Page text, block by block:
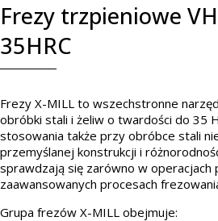
Frezy trzpieniowe
35HRC
Frezy X-MILL to wszechstronne
obróbki stali i żeliw o twardości do 35
stosowania także przy obróbce stali
przemyślanej konstrukcji i
sprawdzają się zarówno w operacjach
zaawansowanych procesach
Grupa frezów X-MILL obejmuje: